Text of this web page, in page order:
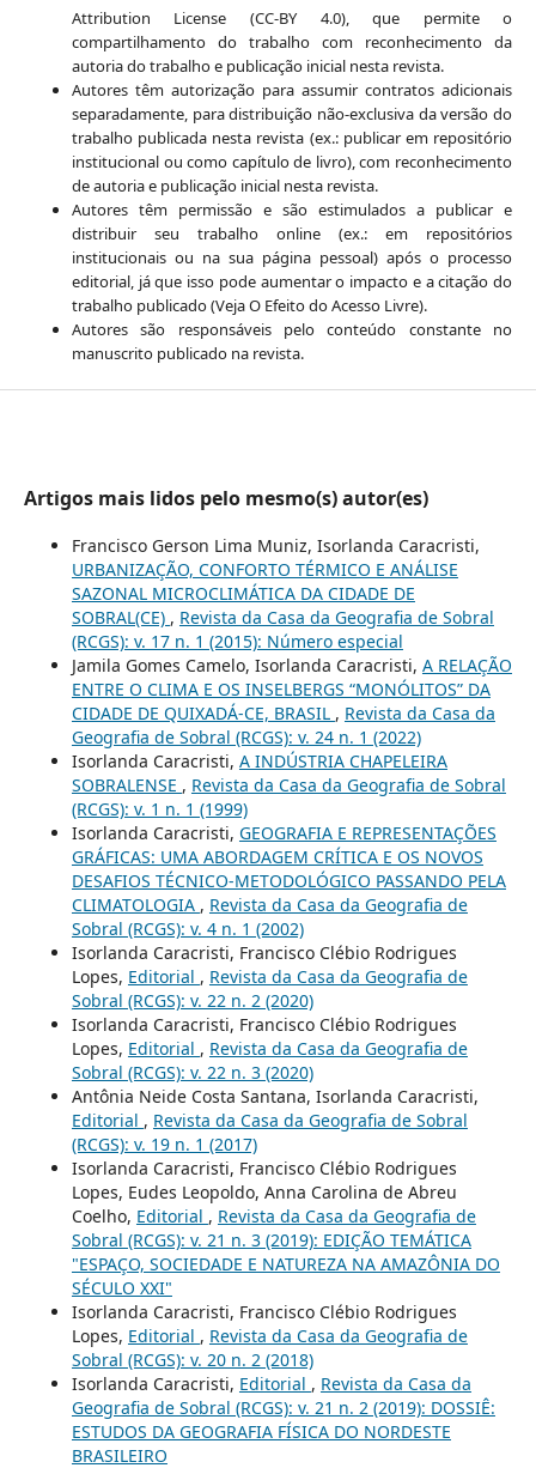
Attribution License (CC-BY 4.0), que permite o
compartilhamento do trabalho com reconhecimento da
autoria do trabalho e publicação inicial nesta revista.
Autores têm autorização para assumir contratos adicionais
separadamente, para distribuição não-exclusiva da versão do
trabalho publicada nesta revista (ex.: publicar em repositório
institucional ou como capítulo de livro), com reconhecimento
de autoria e publicação inicial nesta revista.
Autores têm permissão e são estimulados a publicar e
distribuir seu trabalho online (ex.: em repositórios
institucionais ou na sua página pessoal) após o processo
editorial, já que isso pode aumentar o impacto e a citação do
trabalho publicado (Veja O Efeito do Acesso Livre).
Autores são responsáveis pelo conteúdo constante no
manuscrito publicado na revista.
Artigos mais lidos pelo mesmo(s) autor(es)
Francisco Gerson Lima Muniz, Isorlanda Caracristi,
URBANIZAÇÃO, CONFORTO TÉRMICO E ANÁLISE
SAZONAL MICROCLIMÁTICA DA CIDADE DE
SOBRAL(CE) , Revista da Casa da Geografia de Sobral
(RCGS): v. 17 n. 1 (2015): Número especial
Jamila Gomes Camelo, Isorlanda Caracristi, A RELAÇÃO
ENTRE O CLIMA E OS INSELBERGS “MONÓLITOS” DA
CIDADE DE QUIXADÁ-CE, BRASIL , Revista da Casa da
Geografia de Sobral (RCGS): v. 24 n. 1 (2022)
Isorlanda Caracristi, A INDÚSTRIA CHAPELEIRA
SOBRALENSE , Revista da Casa da Geografia de Sobral
(RCGS): v. 1 n. 1 (1999)
Isorlanda Caracristi, GEOGRAFIA E REPRESENTAÇÕES
GRÁFICAS: UMA ABORDAGEM CRÍTICA E OS NOVOS
DESAFIOS TÉCNICO-METODOLÓGICO PASSANDO PELA
CLIMATOLOGIA , Revista da Casa da Geografia de
Sobral (RCGS): v. 4 n. 1 (2002)
Isorlanda Caracristi, Francisco Clébio Rodrigues
Lopes, Editorial , Revista da Casa da Geografia de
Sobral (RCGS): v. 22 n. 2 (2020)
Isorlanda Caracristi, Francisco Clébio Rodrigues
Lopes, Editorial , Revista da Casa da Geografia de
Sobral (RCGS): v. 22 n. 3 (2020)
Antônia Neide Costa Santana, Isorlanda Caracristi,
Editorial , Revista da Casa da Geografia de Sobral
(RCGS): v. 19 n. 1 (2017)
Isorlanda Caracristi, Francisco Clébio Rodrigues
Lopes, Eudes Leopoldo, Anna Carolina de Abreu
Coelho, Editorial , Revista da Casa da Geografia de
Sobral (RCGS): v. 21 n. 3 (2019): EDIÇÃO TEMÁTICA
"ESPAÇO, SOCIEDADE E NATUREZA NA AMAZÔNIA DO
SÉCULO XXI"
Isorlanda Caracristi, Francisco Clébio Rodrigues
Lopes, Editorial , Revista da Casa da Geografia de
Sobral (RCGS): v. 20 n. 2 (2018)
Isorlanda Caracristi, Editorial , Revista da Casa da
Geografia de Sobral (RCGS): v. 21 n. 2 (2019): DOSSIÊ:
ESTUDOS DA GEOGRAFIA FÍSICA DO NORDESTE
BRASILEIRO